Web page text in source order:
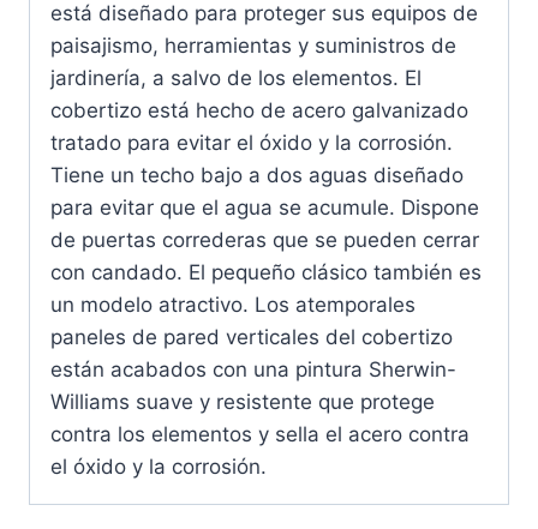
está diseñado para proteger sus equipos de
paisajismo, herramientas y suministros de
jardinería, a salvo de los elementos. El
cobertizo está hecho de acero galvanizado
tratado para evitar el óxido y la corrosión.
Tiene un techo bajo a dos aguas diseñado
para evitar que el agua se acumule. Dispone
de puertas correderas que se pueden cerrar
con candado. El pequeño clásico también es
un modelo atractivo. Los atemporales
paneles de pared verticales del cobertizo
están acabados con una pintura Sherwin-
Williams suave y resistente que protege
contra los elementos y sella el acero contra
el óxido y la corrosión.